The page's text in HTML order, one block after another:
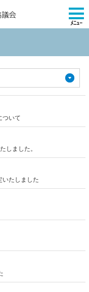
ﾒﾆｭｰ
ついて
しました。
いたしました